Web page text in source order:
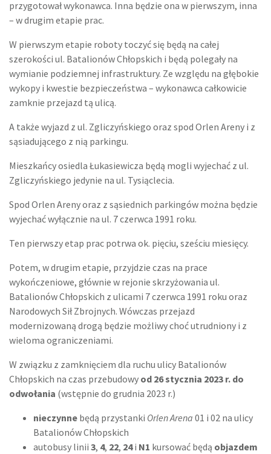
przygotował wykonawca. Inna będzie ona w pierwszym, inna
– w drugim etapie prac.
W pierwszym etapie roboty toczyć się będą na całej
szerokości ul. Batalionów Chłopskich i będą polegały na
wymianie podziemnej infrastruktury. Ze względu na głębokie
wykopy i kwestie bezpieczeństwa – wykonawca całkowicie
zamknie przejazd tą ulicą.
A także wyjazd z ul. Zgliczyńskiego oraz spod Orlen Areny i z
sąsiadującego z nią parkingu.
Mieszkańcy osiedla Łukasiewicza będą mogli wyjechać z ul.
Zgliczyńskiego jedynie na ul. Tysiąclecia.
Spod Orlen Areny oraz z sąsiednich parkingów można będzie
wyjechać wyłącznie na ul. 7 czerwca 1991 roku.
Ten pierwszy etap prac potrwa ok. pięciu, sześciu miesięcy.
Potem, w drugim etapie, przyjdzie czas na prace
wykończeniowe, głównie w rejonie skrzyżowania ul.
Batalionów Chłopskich z ulicami 7 czerwca 1991 roku oraz
Narodowych Sił Zbrojnych. Wówczas przejazd
modernizowaną drogą będzie możliwy choć utrudniony i z
wieloma ograniczeniami.
W związku z zamknięciem dla ruchu ulicy Batalionów
Chłopskich na czas przebudowy od 26 stycznia 2023 r. do
odwołania (wstępnie do grudnia 2023 r.)
nieczynne będą przystanki Orlen Arena 01 i 02 na ulicy
Batalionów Chłopskich
autobusy linii 3, 4, 22, 24i N1 kursować będą objazdem